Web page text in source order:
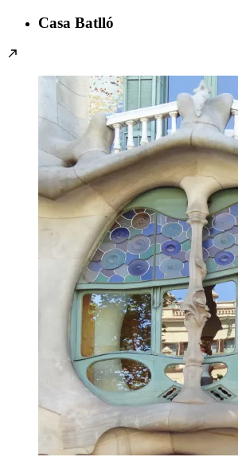
Casa Batlló